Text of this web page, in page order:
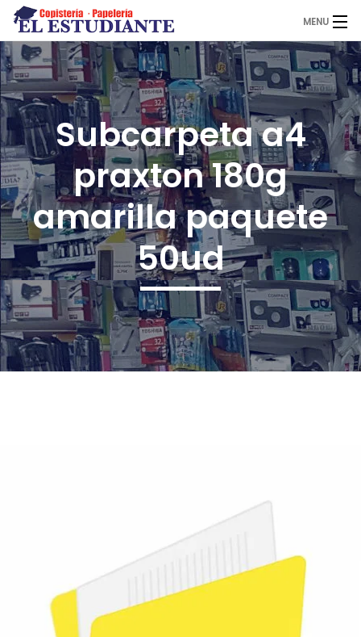
MENU
El Estudiante
Copistería
Papelería
Servicios
Novedades
¡Imprimir!
Subcarpeta a4
praxton 180g
amarilla paquete
50ud